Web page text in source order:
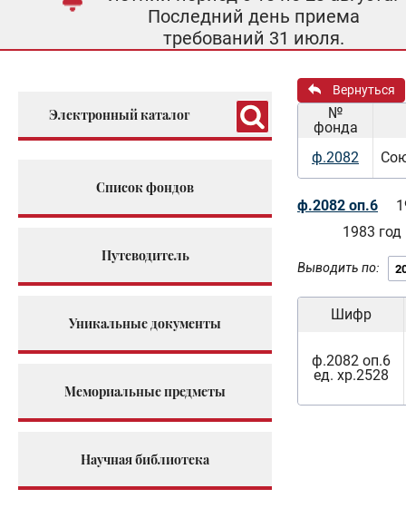
Последний день приема
требований 31 июля.
Электронный каталог
Список фондов
Путеводитель
Уникальные документы
Мемориальные предметы
Научная библиотека
Вернуться
№
фонда
ф.2082
ф.2082 оп.6
1983 год
Выводить по:
Шифр
ф.2082 оп.6
ед. хр.2528